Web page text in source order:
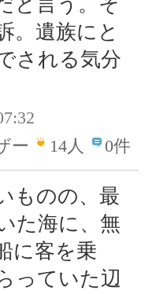
。遺族にと
される気分
ー
14人 0件
ものの、最
た海に、無
に客を乗
っていた辺